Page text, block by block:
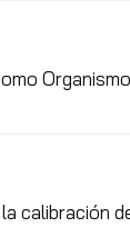
calibración